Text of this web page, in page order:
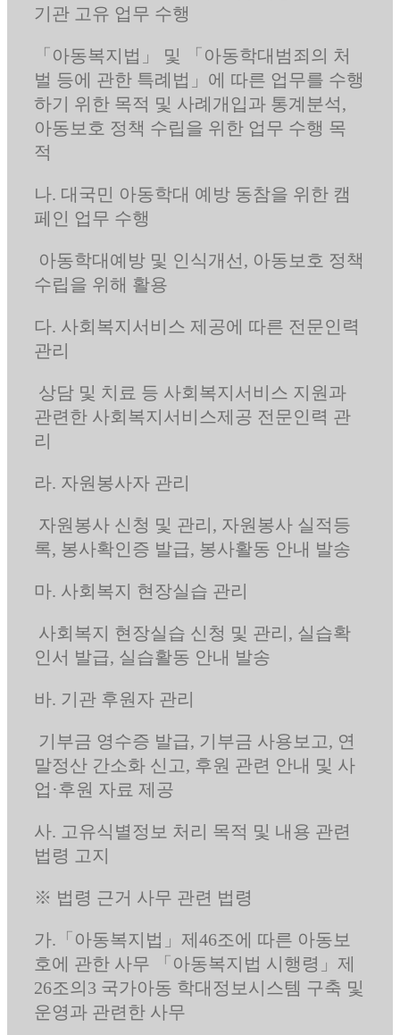
기관 고유 업무 수행
「아동복지법」 및 「아동학대범죄의 처
벌 등에 관한 특례법」에 따른 업무를 수행
하기 위한 목적 및 사례개입과 통계분석,
아동보호 정책 수립을 위한 업무 수행 목
적
나. 대국민 아동학대 예방 동참을 위한 캠
페인 업무 수행
아동학대예방 및 인식개선, 아동보호 정책
수립을 위해 활용
다. 사회복지서비스 제공에 따른 전문인력
관리
상담 및 치료 등 사회복지서비스 지원과
관련한 사회복지서비스제공 전문인력 관
리
라. 자원봉사자 관리
자원봉사 신청 및 관리, 자원봉사 실적등
록, 봉사확인증 발급, 봉사활동 안내 발송
마. 사회복지 현장실습 관리
사회복지 현장실습 신청 및 관리, 실습확
인서 발급, 실습활동 안내 발송
바. 기관 후원자 관리
기부금 영수증 발급, 기부금 사용보고, 연
말정산 간소화 신고, 후원 관련 안내 및 사
업·후원 자료 제공
사. 고유식별정보 처리 목적 및 내용 관련
법령 고지
※ 법령 근거 사무 관련 법령
가.「아동복지법」제46조에 따른 아동보
호에 관한 사무 「아동복지법 시행령」제
26조의3 국가아동 학대정보시스템 구축 및
운영과 관련한 사무